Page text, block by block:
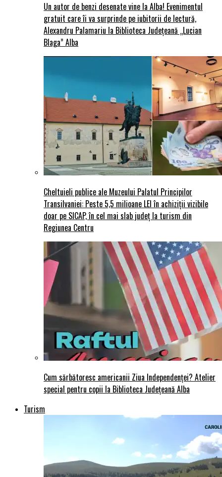
Un autor de benzi desenate vine la Alba! Evenimentul
gratuit care îi va surprinde pe iubitorii de lectură,
Alexandru Palamariu la Biblioteca Județeană „Lucian
Blaga” Alba
Cheltuieli publice ale Muzeului Palatul Principilor
Transilvaniei: Peste 5,5 milioane LEI în achiziții vizibile
doar pe SICAP, în cel mai slab județ la turism din
Regiunea Centru
Cum sărbătoresc americanii Ziua Independenței? Atelier
special pentru copii la Biblioteca Județeană Alba
Turism